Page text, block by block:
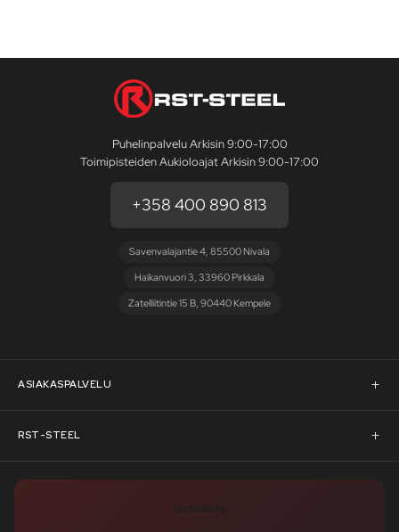
Puhelinpalvelu Arkisin 9:00-17:00
Toimipisteiden Aukioloajat Arkisin 9:00-17:00
+358 400 890 813
Savenvalajantie 4, 85500 Nivala
Haikanvuori 3, 33960 Pirkkala
Zatelliitintie 15 B, 90440 Kempele
ASIAKASPALVELU
Asiakaspalvelu
Pyydä tarjous
RST-STEEL
RST-Steelin tarina
Uutiskirje